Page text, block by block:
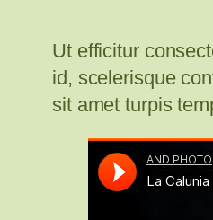
Ut efficitur
id, scelerisque
sit amet turpis